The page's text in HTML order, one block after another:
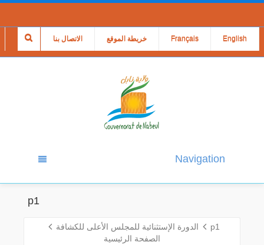
الاتصال بنا خريطة الموقع Français English
Navigation
p1
p1
الدورة الإستثنائية للمجلس الأعلى للكشافة
الصفحة الرئيسية